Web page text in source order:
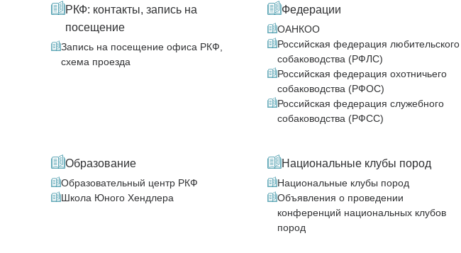
РКФ: контакты, запись на
посещение
Запись на посещение офиса РКФ,
схема проезда
Федерации
ОАНКОО
Российская федерация любительского
собаководства (РФЛС)
Российская федерация охотничьего
собаководства (РФОС)
Российская федерация служебного
собаководства (РФСС)
Образование
Образовательный центр РКФ
Школа Юного Хендлера
Национальные клубы пород
Национальные клубы пород
Объявления о проведении
конференций национальных клубов
пород